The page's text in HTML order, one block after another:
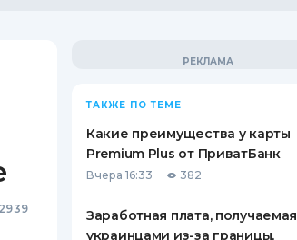
ТАКЖЕ ПО ТЕМЕ
Какие преимущества у карты
Premium Plus от ПриватБанк
Вчера 16:33 382
Заработная плата, получаемая
украинцами из-за границы,